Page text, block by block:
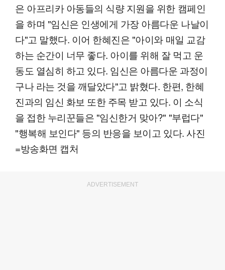
은 아프리카 아동들의 식량 지원을 위한 캠페인
을 하며 "임신은 인생에게 가장 아름다운 나날이
다"고 말했다. 이어 한혜진은 "아이와 매일 교감
하는 순간이 너무 좋다. 아이를 위해 잘 먹고 운
동도 열심히 하고 있다. 임신은 아름다운 과정이
구나 라는 것을 깨달았다"고 밝혔다. 한편, 한혜
진과의 임신 화보 또한 주목 받고 있다. 이 소식
을 접한 누리꾼들은 "임신한거 맞아?" "부럽다"
"행복해 보인다" 등의 반응을 보이고 있다. 사진
=방송화면 캡처
ADVERTISEMENT